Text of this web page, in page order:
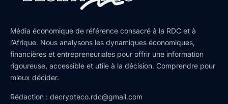
Média économique de référence consacré à la RDC et à
l’Afrique. Nous analysons les dynamiques économiques,
financières et entrepreneuriales pour offrir une information
rigoureuse, accessible et utile à la décision. Comprendre pour
mieux décider.
Rédaction : decrypteco.rdc@gmail.com